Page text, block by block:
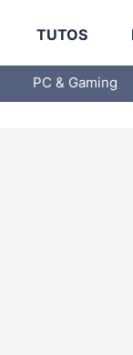
TUTOS
PC & Gaming